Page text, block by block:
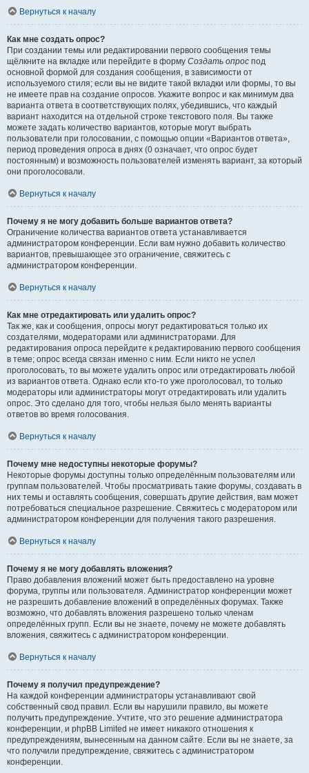
Вернуться к началу
Как мне создать опрос?
При создании темы или редактировании первого сообщения темы
щёлкните на вкладке или перейдите в форму Создать опрос под
основной формой для создания сообщения, в зависимости от
используемого стиля; если вы не видите такой вкладки или формы, то вы
не имеете прав на создание опросов. Укажите вопрос и как минимум два
варианта ответа в соответствующих полях, убедившись, что каждый
вариант находится на отдельной строке текстового поля. Вы также
можете задать количество вариантов, которые могут выбрать
пользователи при голосовании, с помощью опции «Вариантов ответа»,
период проведения опроса в днях (0 означает, что опрос будет
постоянным) и возможность пользователей изменять вариант, за который
они проголосовали.
Вернуться к началу
Почему я не могу добавить больше вариантов ответа?
Ограничение количества вариантов ответа устанавливается
администратором конференции. Если вам нужно добавить количество
вариантов, превышающее это ограничение, свяжитесь с
администратором конференции.
Вернуться к началу
Как мне отредактировать или удалить опрос?
Так же, как и сообщения, опросы могут редактироваться только их
создателями, модераторами или администраторами. Для
редактирования опроса перейдите к редактированию первого сообщения
в теме; опрос всегда связан именно с ним. Если никто не успел
проголосовать, то вы можете удалить опрос или отредактировать любой
из вариантов ответа. Однако если кто-то уже проголосовал, то только
модераторы или администраторы могут отредактировать или удалить
опрос. Это сделано для того, чтобы нельзя было менять варианты
ответов во время голосования.
Вернуться к началу
Почему мне недоступны некоторые форумы?
Некоторые форумы доступны только определённым пользователям или
группам пользователей. Чтобы просматривать такие форумы, создавать в
них темы и оставлять сообщения, совершать другие действия, вам может
потребоваться специальное разрешение. Свяжитесь с модератором или
администратором конференции для получения такого разрешения.
Вернуться к началу
Почему я не могу добавлять вложения?
Право добавления вложений может быть предоставлено на уровне
форума, группы или пользователя. Администратор конференции может
не разрешить добавление вложений в определённых форумах. Также
возможно, что добавлять вложения разрешено только членам
определённых групп. Если вы не знаете, почему не можете добавлять
вложения, свяжитесь с администратором конференции.
Вернуться к началу
Почему я получил предупреждение?
На каждой конференции администраторы устанавливают свой
собственный свод правил. Если вы нарушили правило, вы можете
получить предупреждение. Учтите, что это решение администратора
конференции, и phpBB Limited не имеет никакого отношения к
предупреждениям, вынесенным на данном сайте. Если вы не знаете, за
что получили предупреждение, свяжитесь с администратором
конференции.